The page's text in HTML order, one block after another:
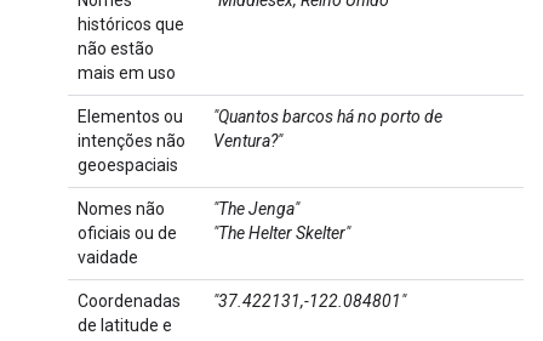
históricos que
não estão
mais em uso
Elementos ou
intenções não
geoespaciais
"Quantos barcos há no porto de
Ventura?"
Nomes não
oficiais ou de
vaidade
"The Jenga"
"The Helter Skelter"
Coordenadas
de latitude e
"37.422131,-122.084801"